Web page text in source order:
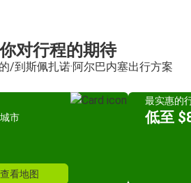
对行程的期待
/到斯佩扎诺·阿尔巴内塞出行方案
市
查看地图
最实惠的
低至